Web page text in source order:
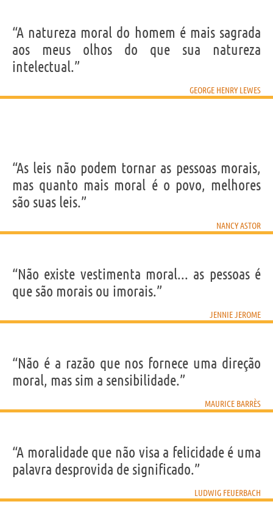
“A natureza moral do homem é mais sagrada
aos meus olhos do que sua natureza
intelectual.”
GEORGE HENRY LEWES
“As leis não podem tornar as pessoas morais,
mas quanto mais moral é o povo, melhores
são suas leis.”
NANCY ASTOR
“Não existe vestimenta moral... as pessoas é
que são morais ou imorais.”
JENNIE JEROME
“Não é a razão que nos fornece uma direção
moral, mas sim a sensibilidade.”
MAURICE BARRÈS
“A moralidade que não visa a felicidade é uma
palavra desprovida de significado.”
LUDWIG FEUERBACH